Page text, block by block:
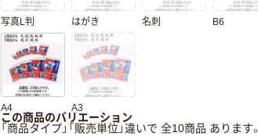
写真L判 はがき 名刺 B6
A4 A3
この商品のバリエーション
「商品タイプ」「販売単位」違いで 全10商品 あります。